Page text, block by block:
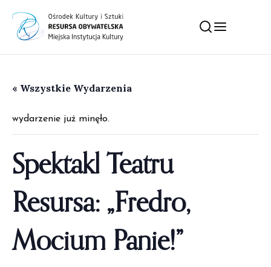
« Wszystkie Wydarzenia
wydarzenie już minęło.
Spektakl Teatru
Resursa: „Fredro,
Mocium Panie!”